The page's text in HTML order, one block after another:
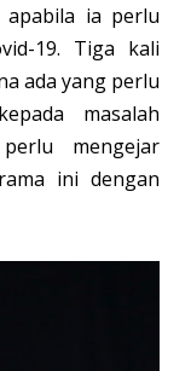
ia perlu
19. Tiga kali
ada yang perlu
masalah
mengejar
ini dengan